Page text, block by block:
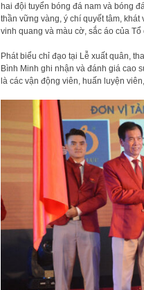
hai đội tuyển bóng đá nam và bóng
thần vững vàng, ý chí quyết tâm,
vinh quang và màu cờ, sắc áo của Tổ
Phát biểu chỉ đạo tại Lễ xuất quân,
Bình Minh ghi nhận và đánh giá cao
là các vận động viên, huấn luyện